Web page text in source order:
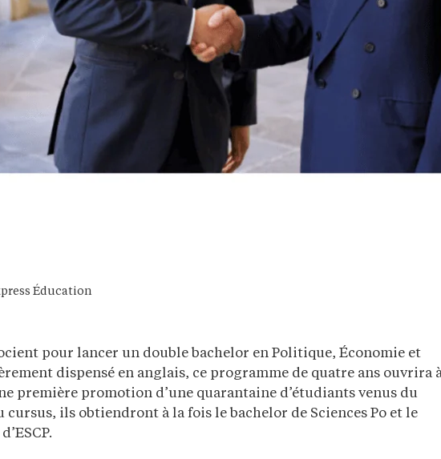
Éducation
pour lancer un double bachelor en Politique, Économie et
dispensé en anglais, ce programme de quatre ans ouvrira
première promotion d’une quarantaine d’étudiants venus du
cursus, ils obtiendront à la fois le bachelor de Sciences Po et le